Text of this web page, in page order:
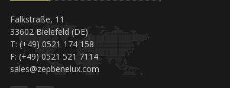
Falkstraße, 11
33602 Bielefeld (DE)
T: (+49) 0521 174 158
F: (+49) 0521 521 7114
sales@zepbenelux.com